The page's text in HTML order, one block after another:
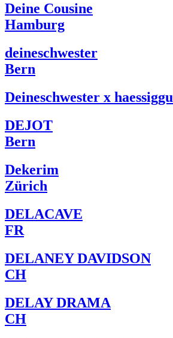
Deine Cousine
Hamburg
deineschwester
Bern
Deineschwester x
DEJOT
Bern
Dekerim
Zürich
DELACAVE
FR
DELANEY DAVIDSON
CH
DELAY DRAMA
CH